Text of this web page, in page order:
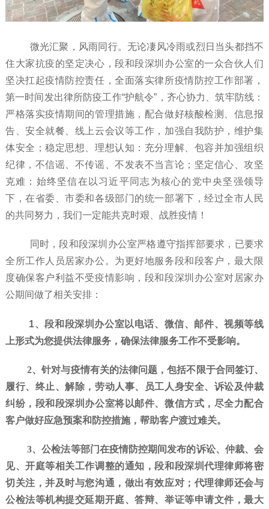
微光汇聚，风雨同行。无论凄风冷雨或烈日当头都挡不
住大家抗疫的坚定决心，段和段深圳办公室的一众合伙人们
坚决扛起疫情防控责任，全面落实律所疫情防控工作部署，
第一时间发出律所防疫工作“护航令”，齐心协力、筑牢防线：
严格落实疫情期间的管理措施，配合做好核酸检测、信息报
告、安全就餐、线上云会议等工作，加强自我防护，维护集
体安全；稳定思想、理想认知：充分理解、包容并加强组织
纪律，不信谣、不传谣、不发表不当言论；坚定信心、攻坚
克难：始终坚信在以习近平同志为核心的党中央坚强领导
下，在省委、市委和各级部门的统一部署下，经过全市人民
的共同努力，我们一定能共克时艰、战胜疫情！
同时，段和段深圳办公室严格遵守指挥部要求，已要求
全所工作人员居家办公。为更好地服务段和段客户，最大限
度确保客户利益不受疫情影响，段和段深圳办公室对居家办
公期间做了相关安排：
1、段和段深圳办公室以电话、微信、邮件、视频等线
上形式为您提供法律服务，确保法律服务工作不受影响。
2、针对与疫情有关的法律问题，包括不限于合同签订、
履行、终止、解除，劳动人事、员工人身安全、诉讼及仲裁
纠纷，段和段深圳办公室将以邮件、微信方式，尽全力配合
客户做好应急预案和防控措施，帮助客户渡过难关。
3、公检法等部门在疫情防控期间发布的诉讼、仲裁、会
见、开庭等相关工作调整的通知，段和段深圳代理律师将密
切关注，并及时与您沟通，做出有效应对；代理律师还会与
公检法等机构提交延期开庭、答辩、举证等申请文件，最大